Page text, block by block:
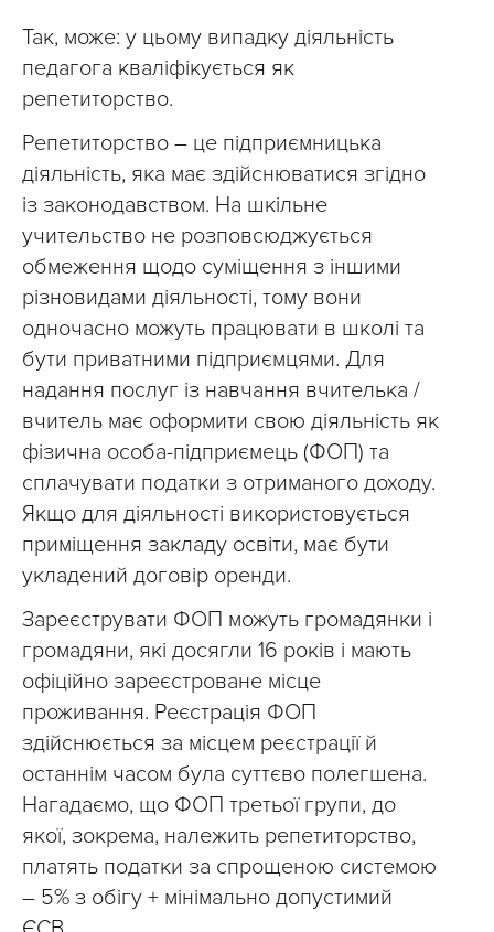
Так, може: у цьому випадку діяльність
педагога кваліфікується як
репетиторство.
Репетиторство – це підприємницька
діяльність, яка має здійснюватися згідно
із законодавством. На шкільне
учительство не розповсюджується
обмеження щодо суміщення з іншими
різновидами діяльності, тому вони
одночасно можуть працювати в школі та
бути приватними підприємцями. Для
надання послуг із навчання вчителька /
вчитель має оформити свою діяльність як
фізична особа-підприємець (ФОП) та
сплачувати податки з отриманого доходу.
Якщо для діяльності використовується
приміщення закладу освіти, має бути
укладений договір оренди.
Зареєструвати ФОП можуть громадянки і
громадяни, які досягли 16 років і мають
офіційно зареєстроване місце
проживання. Реєстрація ФОП
здійснюється за місцем реєстрації й
останнім часом була суттєво полегшена.
Нагадаємо, що ФОП третьої групи, до
якої, зокрема, належить репетиторство,
платять податки за спрощеною системою
– 5% з обігу + мінімально допустимий